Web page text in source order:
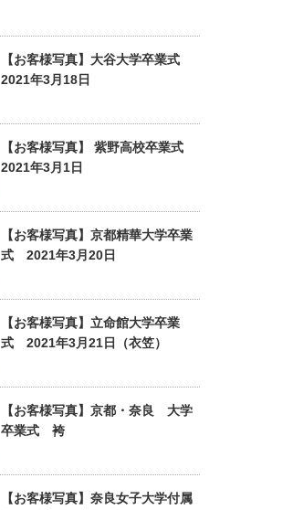
【お客様写真】大谷大学卒業式
2021年3月18日
【お客様写真】 紫野高校卒業式
2021年3月1日
【お客様写真】京都精華大学卒業
式 2021年3月20日
【お客様写真】立命館大学卒業
式 2021年3月21日（衣笠）
【お客様写真】京都・奈良 大学
卒業式 袴
【お客様写真】奈良女子大学付属